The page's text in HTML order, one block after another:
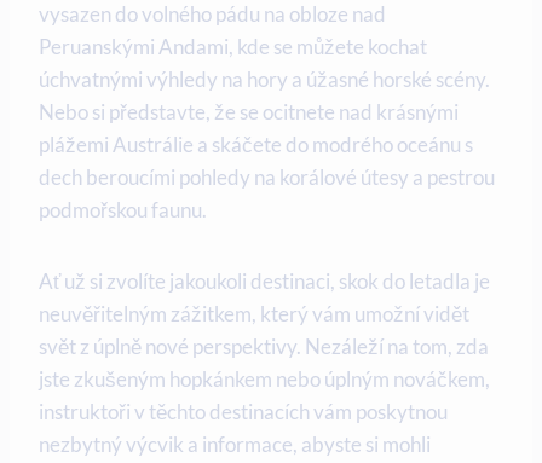
vysazen do volného pádu na obloze nad
Peruanskými Andami, kde se můžete kochat
úchvatnými výhledy na hory a úžasné horské scény.
Nebo si představte, že se ocitnete nad krásnými
plážemi Austrálie a skáčete do modrého oceánu s
dech beroucími pohledy na korálové útesy a pestrou
podmořskou faunu.
Ať už si zvolíte jakoukoli destinaci, skok do letadla je
neuvěřitelným zážitkem, který vám umožní vidět
svět z úplně nové perspektivy. Nezáleží na tom, zda
jste zkušeným hopkánkem nebo úplným nováčkem,
instruktoři v těchto destinacích vám poskytnou
nezbytný výcvik a informace, abyste si mohli